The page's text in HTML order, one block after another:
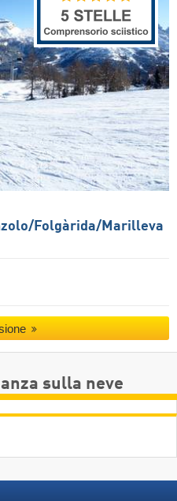
​Folgàrida/​Marilleva
sulla neve